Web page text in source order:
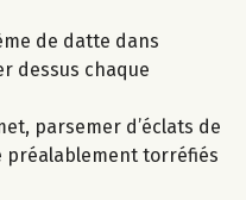
de datte dans
dessus chaque
parsemer d’éclats de
préalablement torréfiés